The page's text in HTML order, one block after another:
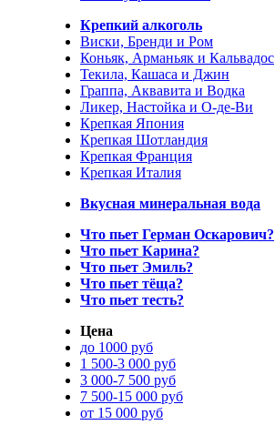
Крепкий алкоголь
Виски, Бренди и Ром
Коньяк, Арманьяк и Кальвадос
Текила, Кашаса и Джин
Граппа, Аквавита и Водка
Ликер, Настойка и О-де-Ви
Крепкая Япония
Крепкая Шотландия
Крепкая Франция
Крепкая Италия
Вкусная минеральная вода
Что пьет Герман Оскарович?
Что пьет Карина?
Что пьет Эмиль?
Что пьет тёща?
Что пьет тесть?
Цена
до 1000 руб
1 500-3 000 руб
3 000-7 500 руб
7 500-15 000 руб
от 15 000 руб